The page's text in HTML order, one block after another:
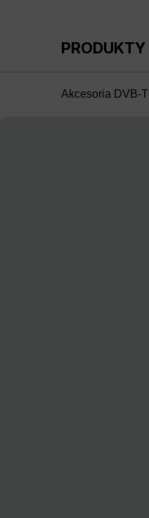
PRODUKTY
Akcesoria DVB-T